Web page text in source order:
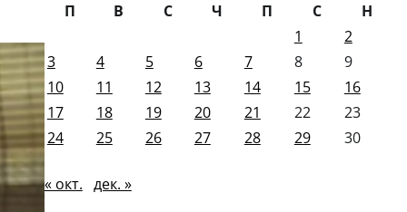
П
В С Ч П С
Н
1
2
3
4 5 6 7 8
9
10
11 12 13 14 15
16
17
18 19 20 21 22
23
24
25 26 27 28 29 30
« окт. дек. »